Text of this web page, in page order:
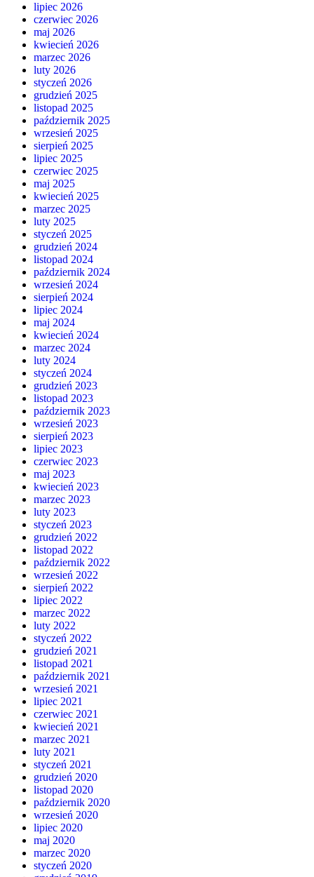
lipiec 2026
czerwiec 2026
maj 2026
kwiecień 2026
marzec 2026
luty 2026
styczeń 2026
grudzień 2025
listopad 2025
październik 2025
wrzesień 2025
sierpień 2025
lipiec 2025
czerwiec 2025
maj 2025
kwiecień 2025
marzec 2025
luty 2025
styczeń 2025
grudzień 2024
listopad 2024
październik 2024
wrzesień 2024
sierpień 2024
lipiec 2024
maj 2024
kwiecień 2024
marzec 2024
luty 2024
styczeń 2024
grudzień 2023
listopad 2023
październik 2023
wrzesień 2023
sierpień 2023
lipiec 2023
czerwiec 2023
maj 2023
kwiecień 2023
marzec 2023
luty 2023
styczeń 2023
grudzień 2022
listopad 2022
październik 2022
wrzesień 2022
sierpień 2022
lipiec 2022
marzec 2022
luty 2022
styczeń 2022
grudzień 2021
listopad 2021
październik 2021
wrzesień 2021
lipiec 2021
czerwiec 2021
kwiecień 2021
marzec 2021
luty 2021
styczeń 2021
grudzień 2020
listopad 2020
październik 2020
wrzesień 2020
lipiec 2020
maj 2020
marzec 2020
styczeń 2020